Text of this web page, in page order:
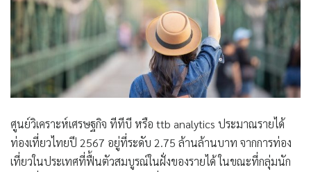
ศูนย์วิเคราะห์เศรษฐกิจ ทีทีบี หรือ ttb analytics ประมาณรายได้
ท่องเที่ยวไทยปี 2567 อยู่ที่ระดับ 2.75 ล้านล้านบาท จากการท่อง
เที่ยวในประเทศที่ฟื้นตัวสมบูรณ์ในฝั่งของรายได้ ในขณะที่กลุ่มนัก